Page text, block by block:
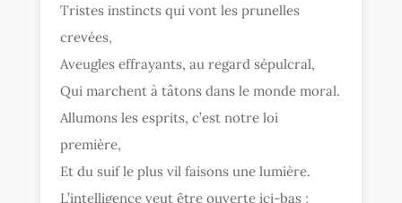
Tristes instincts qui vont les prunelles
crevées,
Aveugles effrayants, au regard sépulcral,
Qui marchent à tâtons dans le monde moral.
Allumons les esprits, c’est notre loi
première,
Et du suif le plus vil faisons une lumière.
L’intelligence veut être ouverte ici-bas ;